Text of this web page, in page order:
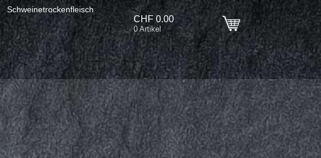
Schweinetrockenfleisch
CHF 0.00
0 Artikel